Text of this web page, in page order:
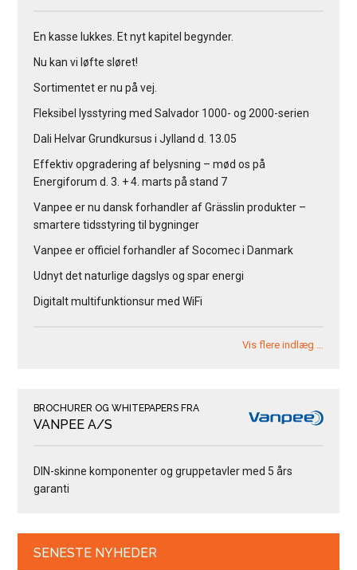
En kasse lukkes. Et nyt kapitel begynder.
Nu kan vi løfte sløret!
Sortimentet er nu på vej.
Fleksibel lysstyring med Salvador 1000- og 2000-serien
Dali Helvar Grundkursus i Jylland d. 13.05
Effektiv opgradering af belysning – mød os på
Energiforum d. 3. + 4. marts på stand 7
Vanpee er nu dansk forhandler af Grässlin produkter –
smartere tidsstyring til bygninger
Vanpee er officiel forhandler af Socomec i Danmark
Udnyt det naturlige dagslys og spar energi
Digitalt multifunktionsur med WiFi
Vis flere indlæg …
BROCHURER OG WHITEPAPERS FRA
VANPEE A/S
DIN-skinne komponenter og gruppetavler med 5 års
garanti
SENESTE NYHEDER